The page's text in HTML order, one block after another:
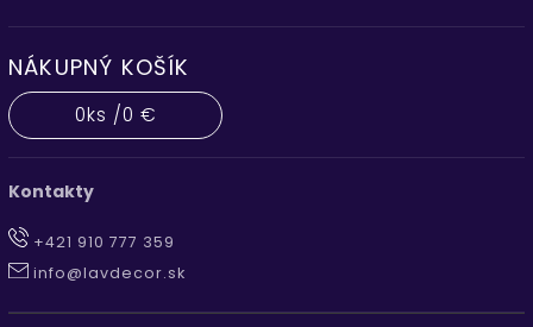
NÁKUPNÝ KOŠÍK
0ks /0 €
Kontakty
+421 910 777 359
info@lavdecor.sk